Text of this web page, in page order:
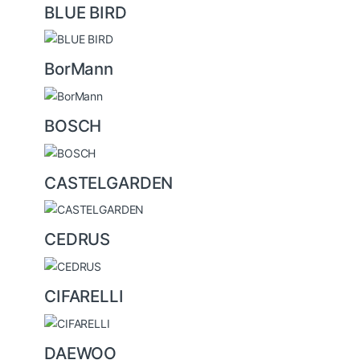
BLUE BIRD
BorMann
BOSCH
CASTELGARDEN
CEDRUS
CIFARELLI
DAEWOO